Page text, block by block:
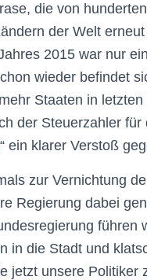
die von
der Welt
2015 war nur
wieder befindet
Staaten in
der Steuerzahler
ein klarer Verstoß
zur Vernichtung
Regierung dabei
führen
in die Stadt und
jetzt unsere Politiker